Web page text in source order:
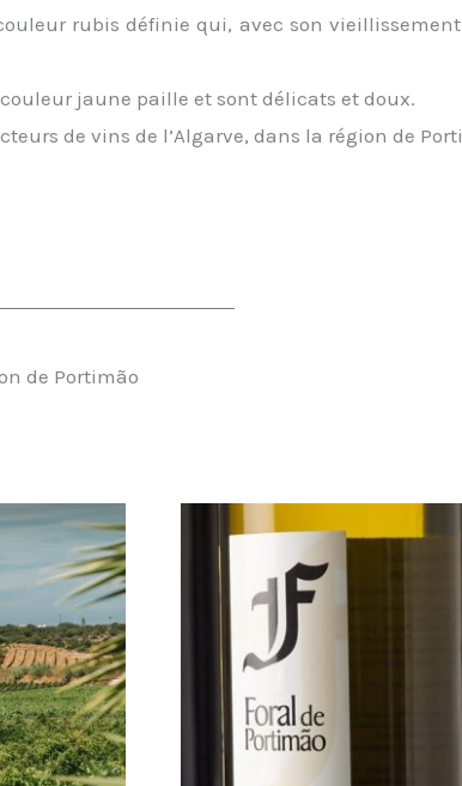
rubis définie qui, avec son
jaune paille et sont délicats et doux.
de vins de l’Algarve, dans la région de
de Portimão